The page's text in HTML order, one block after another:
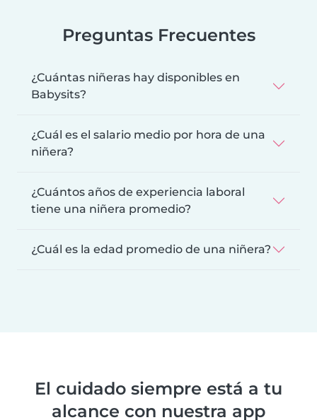
Preguntas Frecuentes
¿Cuántas niñeras hay disponibles en
Babysits?
¿Cuál es el salario medio por hora de una
niñera?
¿Cuántos años de experiencia laboral
tiene una niñera promedio?
¿Cuál es la edad promedio de una niñera?
El cuidado siempre está a tu
alcance con nuestra app